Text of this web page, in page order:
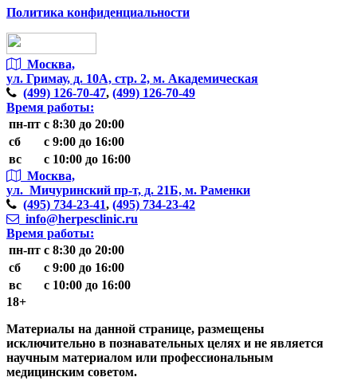
Политика конфиденциальности
Москва,
ул. Гримау, д. 10А, стр. 2, м. Академическая
(499) 126-70-47, (499) 126-70-49
Время работы:
пн-пт с 8:30 до 20:00
сб
с 9:00 до 16:00
вс
с 10:00 до 16:00
Москва,
ул. Мичуринский пр-т, д. 21Б, м. Раменки
(495) 734-23-41, (495) 734-23-42
info@herpesclinic.ru
Время работы:
пн-пт с 8:30 до 20:00
сб
с 9:00 до 16:00
вс
с 10:00 до 16:00
18+
Материалы на данной странице, размещены
исключительно в познавательных целях и не является
научным материалом или профессиональным
медицинским советом.